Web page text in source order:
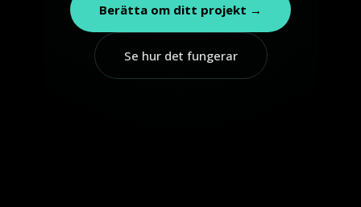
Berätta om ditt projekt →
Se hur det fungerar